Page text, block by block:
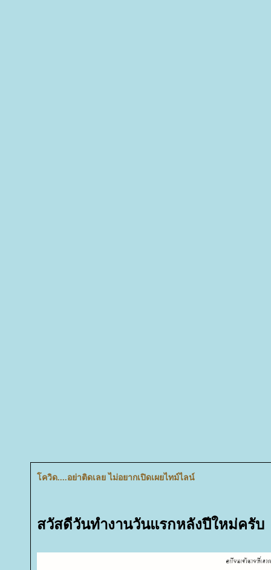
ควิด....อย่าติดเลย ไม่อยากเปิดเผยไทม์ไลน์
สวัสดีวันทำงานวันแรกหลังปีใหม่ครับ